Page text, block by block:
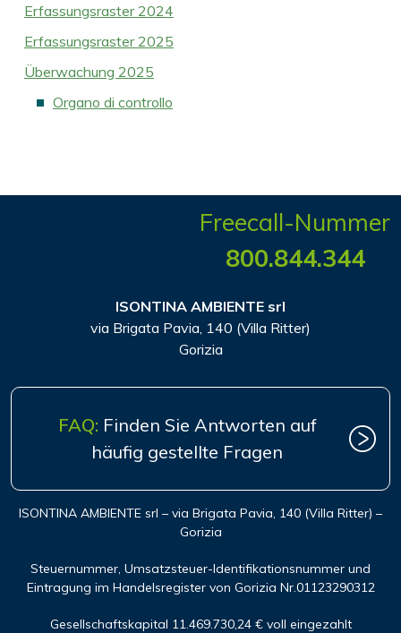
Erfassungsraster 2024
Erfassungsraster 2025
Überwachung 2025
Organo di controllo
Freecall-Nummer
800.844.344
ISONTINA AMBIENTE srl
via Brigata Pavia, 140 (Villa Ritter)
Gorizia
FAQ: Finden Sie Antworten auf
häufig gestellte Fragen
ISONTINA AMBIENTE srl – via Brigata Pavia, 140 (Villa Ritter) –
Gorizia
Steuernummer, Umsatzsteuer-Identifikationsnummer und
Eintragung im Handelsregister von Gorizia Nr.01123290312
Gesellschaftskapital 11.469.730,24 € voll eingezahlt